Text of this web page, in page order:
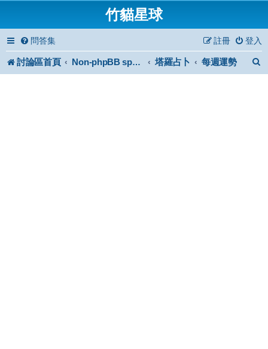
竹貓星球
問答集 登入
註冊
討論區首頁 Non-phpBB specific 塔羅占卜 每週運勢